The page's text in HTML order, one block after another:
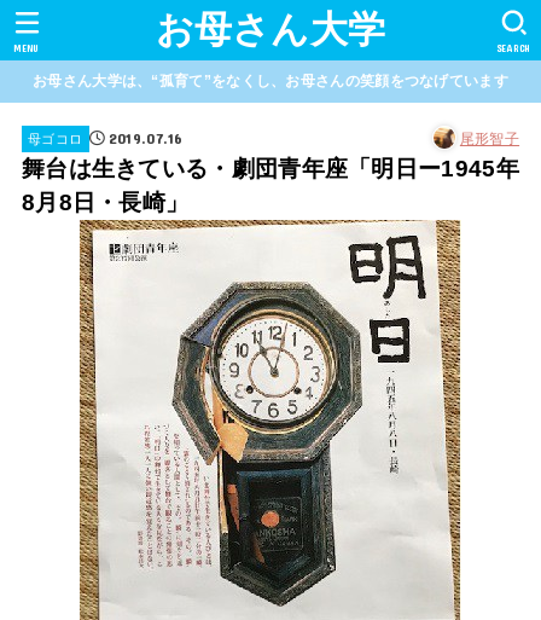
お母さん大学 SEARCH
MENU
お母さん大学は、“孤育て”をなくし、お母さんの笑顔をつなげています
母ゴコロ 2019.07.16 尾形智子
舞台は生きている・劇団青年座「明日ー1945年
8月8日・長崎」